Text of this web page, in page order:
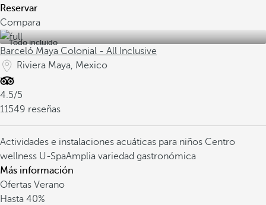
Reservar
Compara
Todo incluido
Barceló Maya Colonial - All Inclusive
Riviera Maya, Mexico
4.5/5
11549 reseñas
Actividades e instalaciones acuáticas para niños Centro
wellness U-SpaAmplia variedad gastronómica
Más información
Ofertas Verano
Hasta 40%